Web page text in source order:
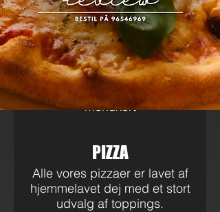
Dansk Menukort
Her har vi det danske
menukort
PIZZA
Alle vores pizzaer er lavet af
hjemmelavet dej med et stort
udvalg af toppings.